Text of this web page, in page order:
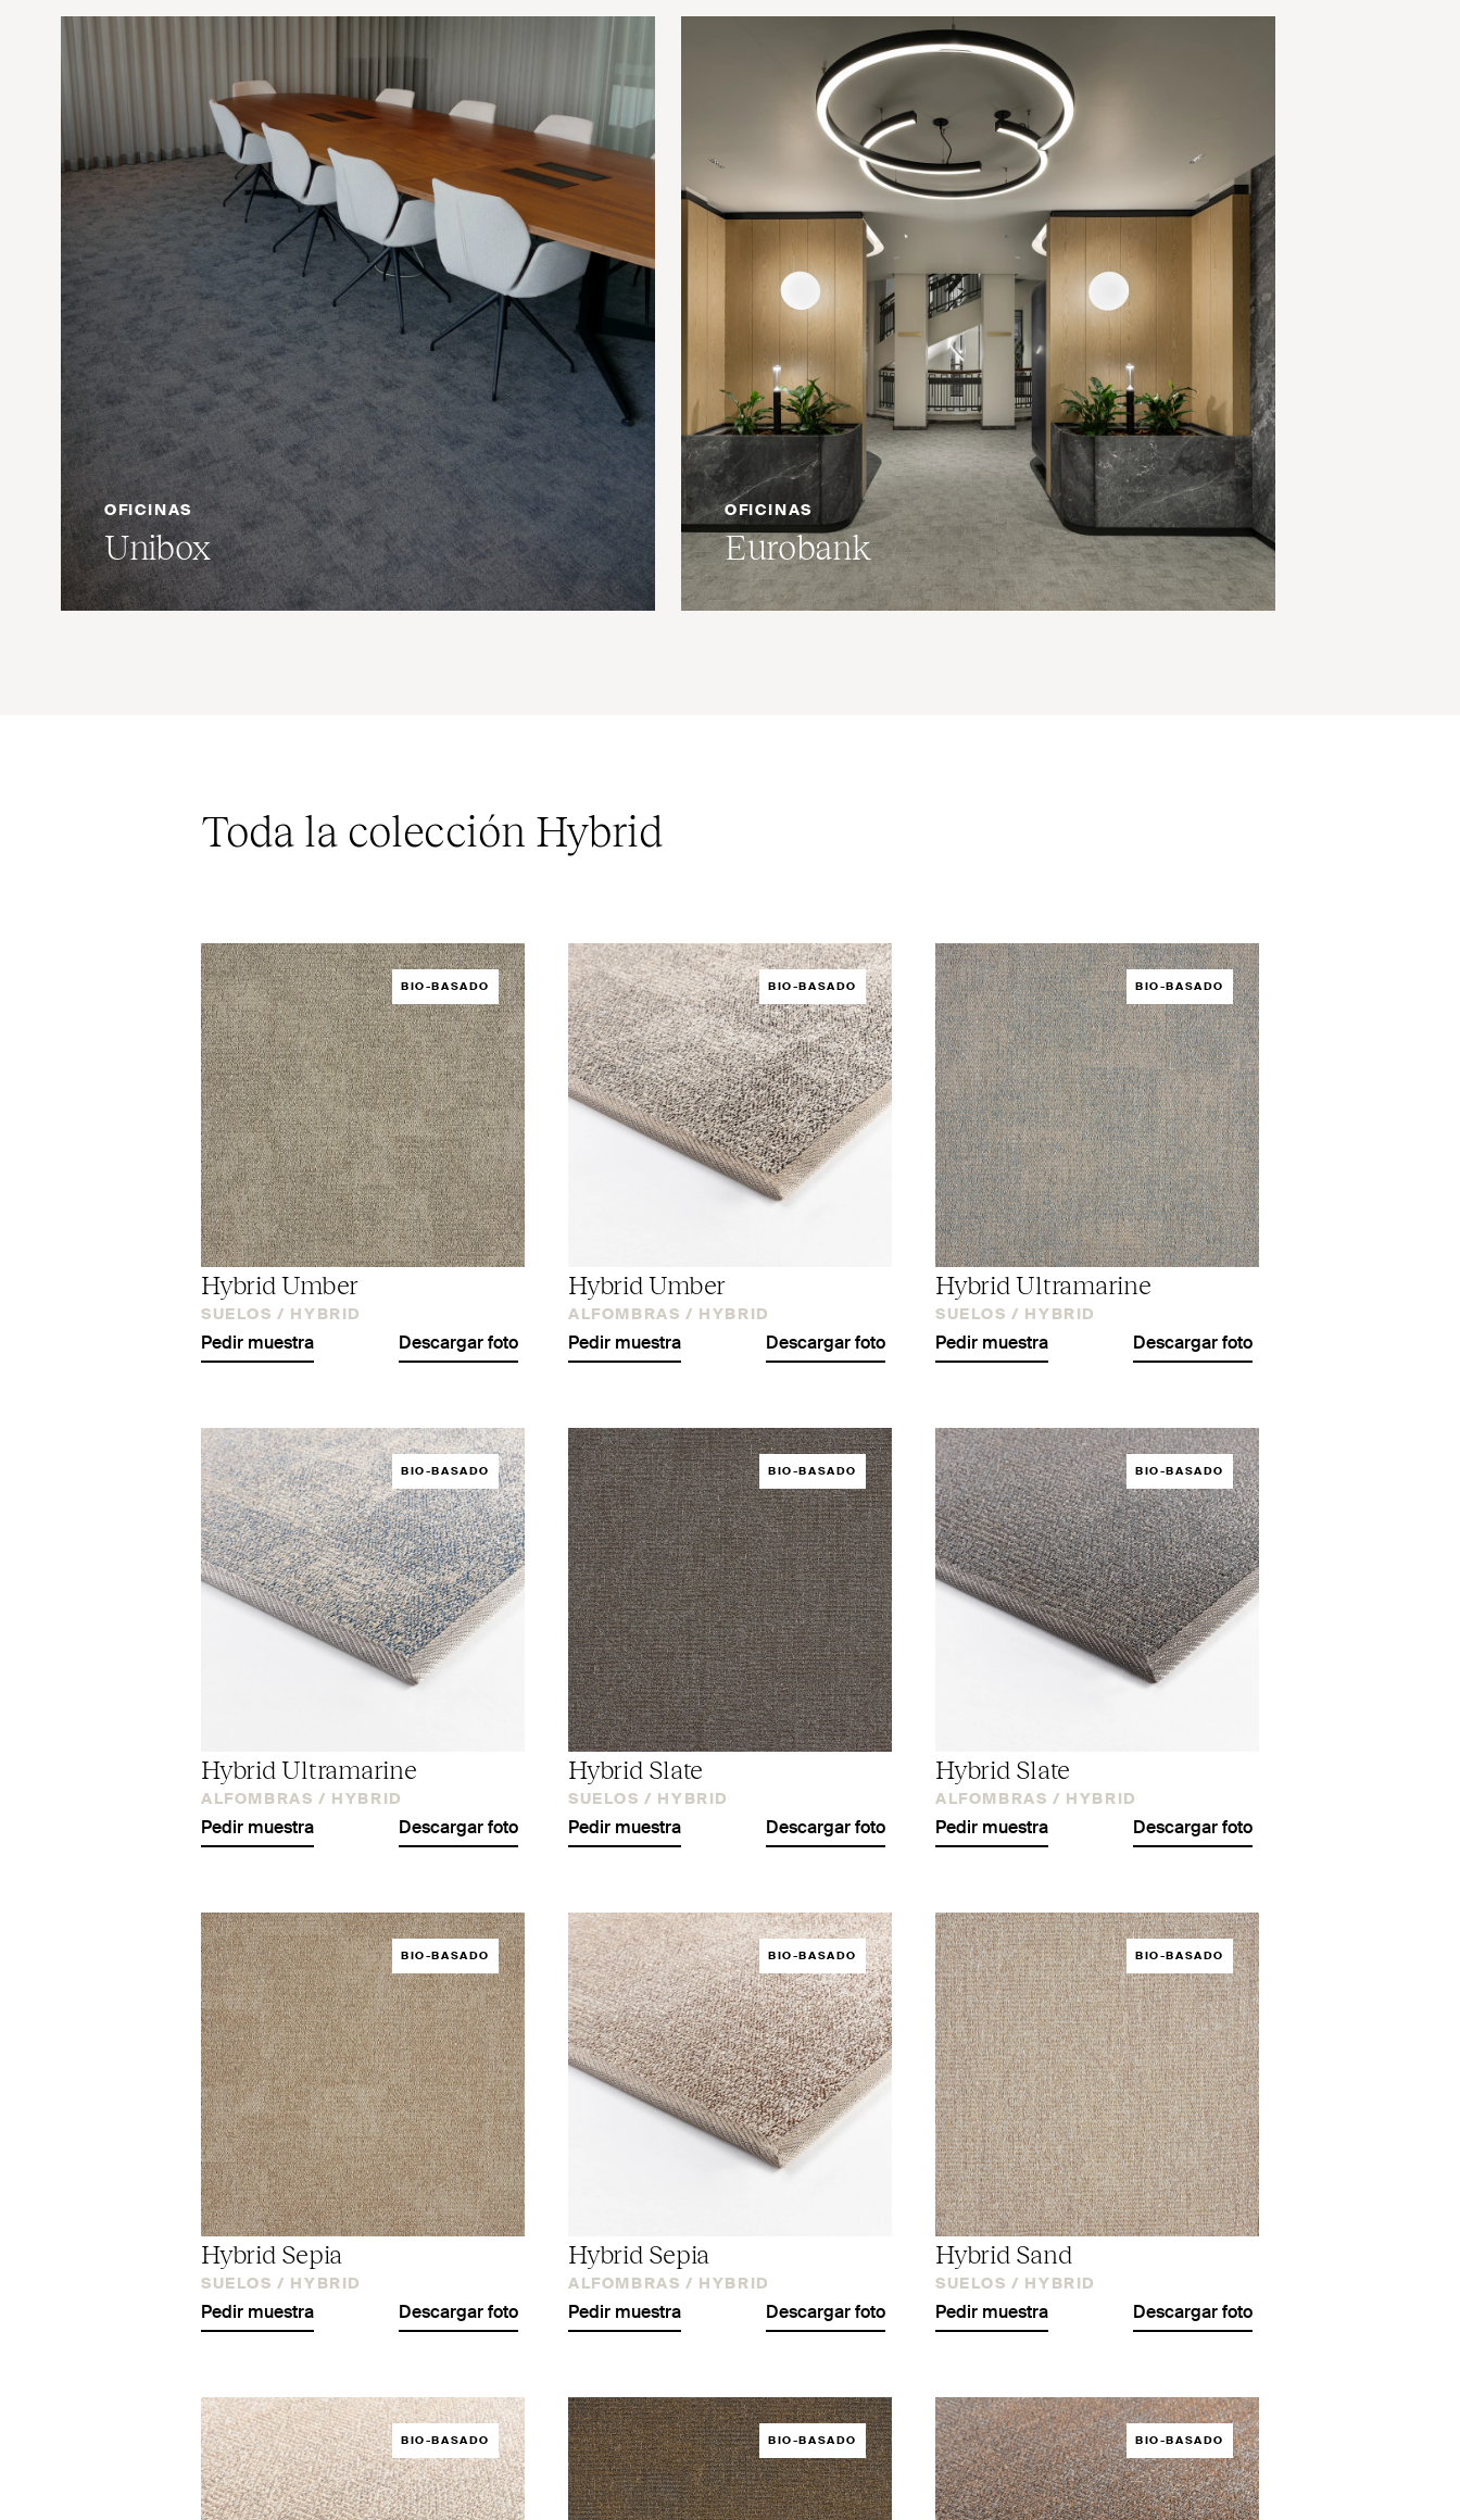
OFICINAS
Unibox
OFICINAS
Eurobank
Toda la colección Hybrid
BIO-BASADO
Hybrid Umber
SUELOS / HYBRID
Pedir muestra Descargar foto
BIO-BASADO
Hybrid Umber
ALFOMBRAS / HYBRID
Pedir muestra Descargar foto
BIO-BASADO
Hybrid Ultramarine
SUELOS / HYBRID
Pedir muestra Descargar foto
BIO-BASADO
Hybrid Ultramarine
ALFOMBRAS / HYBRID
Pedir muestra Descargar foto
BIO-BASADO
Hybrid Slate
SUELOS / HYBRID
Pedir muestra Descargar foto
BIO-BASADO
Hybrid Slate
ALFOMBRAS / HYBRID
Pedir muestra Descargar foto
BIO-BASADO
Hybrid Sepia
SUELOS / HYBRID
Pedir muestra Descargar foto
BIO-BASADO
Hybrid Sepia
ALFOMBRAS / HYBRID
Pedir muestra Descargar foto
BIO-BASADO
Hybrid Sand
SUELOS / HYBRID
Pedir muestra Descargar foto
BIO-BASADO BIO-BASADO BIO-BASADO